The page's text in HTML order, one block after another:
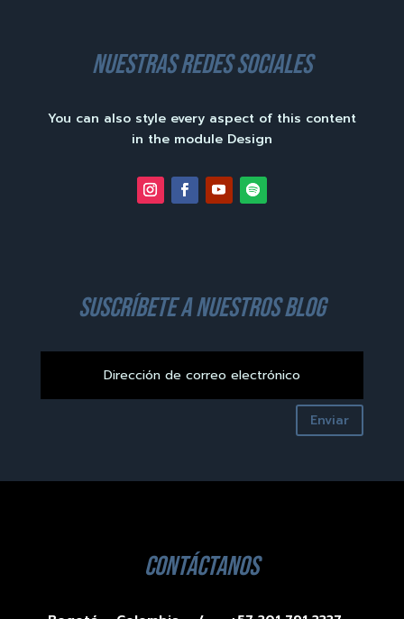
nuestras redes sociales
You can also style every aspect of this content
in the module Design
suscríbete a nuestros blog
Enviar
contáctanos